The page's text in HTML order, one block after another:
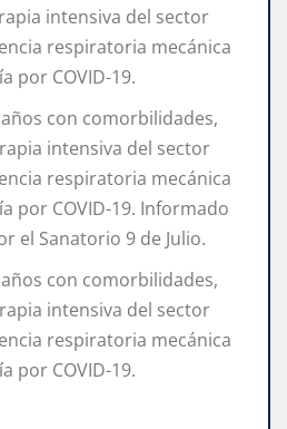
intensiva del sector
respiratoria mecánica
por COVID-19.
con comorbilidades,
intensiva del sector
respiratoria mecánica
por COVID-19. Informado
el Sanatorio 9 de Julio.
con comorbilidades,
intensiva del sector
respiratoria mecánica
por COVID-19.